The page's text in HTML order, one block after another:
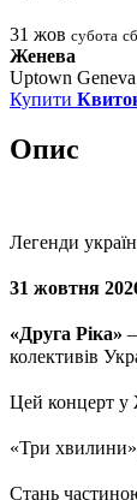
31 жов субота сб
Женева
Uptown Geneva
Купити
Опис
Легенди
31 жовтня
«Друга Ріка»
колективів
Цей концерт у
«Три
Стань